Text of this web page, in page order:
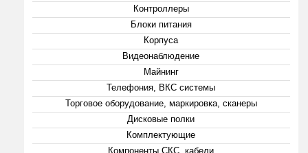
Контроллеры
Блоки питания
Корпуса
Видеонаблюдение
Майнинг
Телефония, ВКС системы
Торговое оборудование, маркировка, сканеры
Дисковые полки
Комплектующие
Компоненты СКС, кабели